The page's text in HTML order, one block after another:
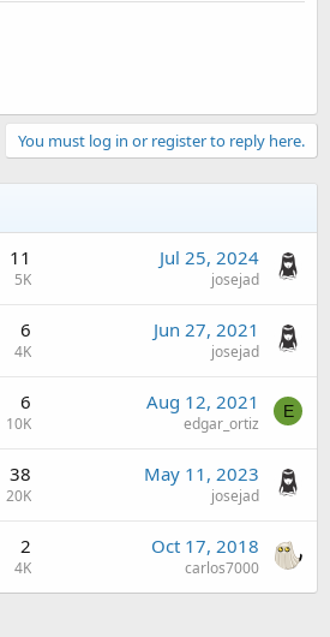
You must log in or register to reply here.
11
5K
Jul 25, 2024
josejad
6
4K
Jun 27, 2021
josejad
6
10K
Aug 12, 2021
edgar_ortiz
E
38
20K
May 11, 2023
josejad
2
4K
Oct 17, 2018
carlos7000